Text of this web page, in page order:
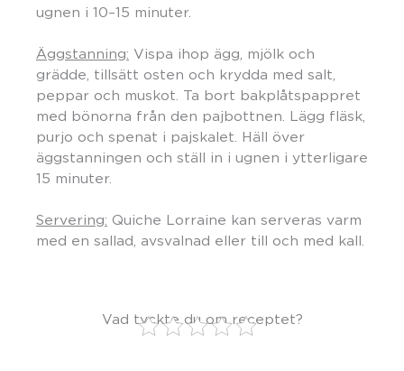
ugnen i 10–15 minuter.
Äggstanning: Vispa ihop ägg, mjölk och
grädde, tillsätt osten och krydda med salt,
peppar och muskot. Ta bort bakplåtspappret
med bönorna från den pajbottnen. Lägg fläsk,
purjo och spenat i pajskalet. Häll över
äggstanningen och ställ in i ugnen i ytterligare
15 minuter.
Servering: Quiche Lorraine kan serveras varm
med en sallad, avsvalnad eller till och med kall.
Vad tyckte du om receptet?